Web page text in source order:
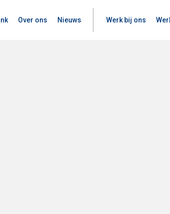
Over ons Nieuws Werk bij ons